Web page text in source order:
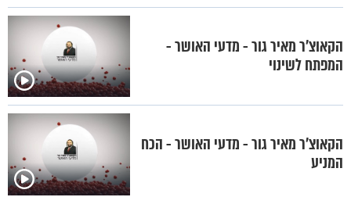
הקאוצ'ר מאיר גור - מדעי האושר -
המפתח לשינוי
הקאוצ'ר מאיר גור - מדעי האושר - הכח
המניע